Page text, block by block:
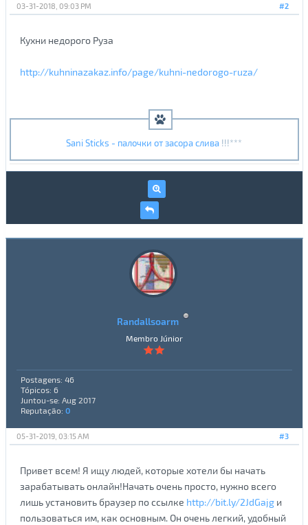
#2
03-31-2018, 09:03 PM
Кухни недорого Руза
http://kuhninazakaz.info/page/kuhni-nedorogo-ruza/
Sani Sticks - палочки от засора слива !!!***
Randallsoarm
Membro Júnior
Postagens: 46
Tópicos: 6
Juntou-se: Aug 2017
Reputação: 0
#3
05-31-2019, 03:15 AM
Привет всем! Я ищу людей, которые хотели бы начать
зарабатывать онлайн!Начать очень просто, нужно всего
лишь установить браузер по ссылке http://bit.ly/2JdGajgи
пользоваться им, как основным. Он очень легкий, удобный